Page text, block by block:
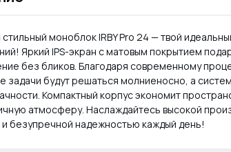
моноблок IRBY Pro 24 — твой
Яркий IPS-экран с матовым покрытием
без бликов. Благодаря современному
задачи будут решаться молниеносно, а
Компактный корпус экономит
атмосферу. Наслаждайтесь высокой
безупречной надежностью каждый день!